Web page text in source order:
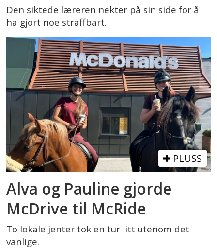
Den siktede læreren nekter på sin side for å
ha gjort noe straffbart.
PLUSS
Alva og Pauline gjorde
McDrive til McRide
To lokale jenter tok en tur litt utenom det
vanlige.